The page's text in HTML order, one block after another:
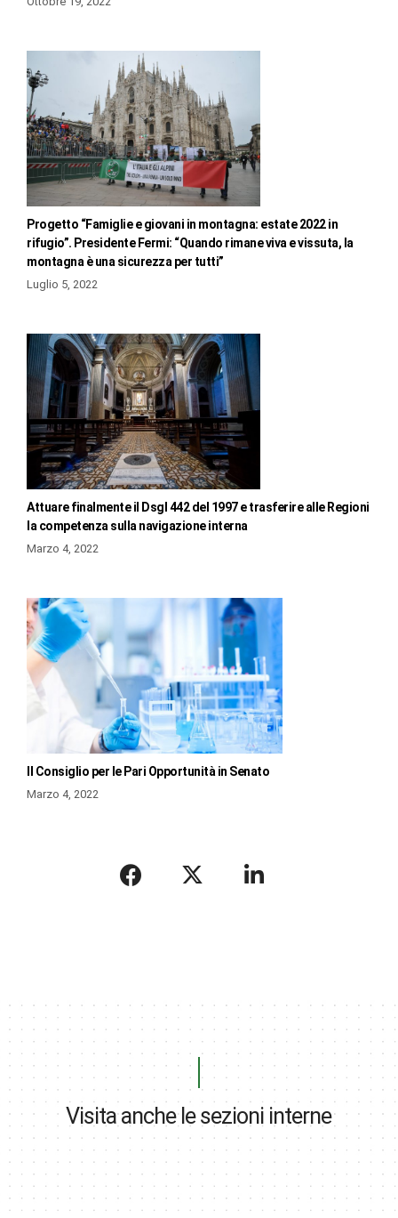
Progetto “Famiglie e giovani in montagna: estate 2022 in
rifugio”. Presidente Fermi: “Quando rimane viva e vissuta, la
montagna è una sicurezza per tutti”
Luglio 5, 2022
Attuare finalmente il Dsgl 442 del 1997 e trasferire alle Regioni
la competenza sulla navigazione interna
Marzo 4, 2022
Il Consiglio per le Pari Opportunità in Senato
Marzo 4, 2022
Visita anche le sezioni interne